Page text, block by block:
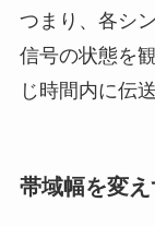
つまり、各シ
信号の状態を
じ時間内に伝
帯域幅を変